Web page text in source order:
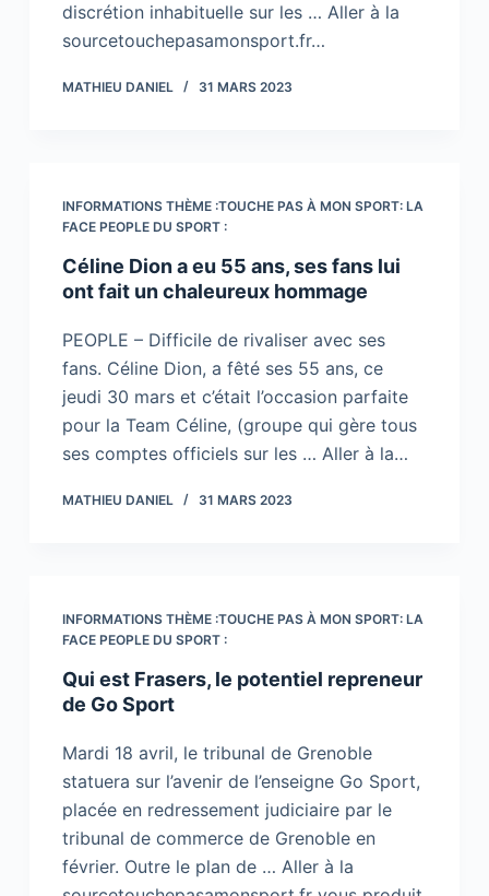
discrétion inhabituelle sur les … Aller à la
sourcetouchepasamonsport.fr…
MATHIEU DANIEL 31 MARS 2023
INFORMATIONS THÈME :TOUCHE PAS À MON SPORT: LA
FACE PEOPLE DU SPORT :
Céline Dion a eu 55 ans, ses fans lui
ont fait un chaleureux hommage
PEOPLE – Difficile de rivaliser avec ses
fans. Céline Dion, a fêté ses 55 ans, ce
jeudi 30 mars et c’était l’occasion parfaite
pour la Team Céline, (groupe qui gère tous
ses comptes officiels sur les … Aller à la…
MATHIEU DANIEL 31 MARS 2023
INFORMATIONS THÈME :TOUCHE PAS À MON SPORT: LA
FACE PEOPLE DU SPORT :
Qui est Frasers, le potentiel repreneur
de Go Sport
Mardi 18 avril, le tribunal de Grenoble
statuera sur l’avenir de l’enseigne Go Sport,
placée en redressement judiciaire par le
tribunal de commerce de Grenoble en
février. Outre le plan de … Aller à la